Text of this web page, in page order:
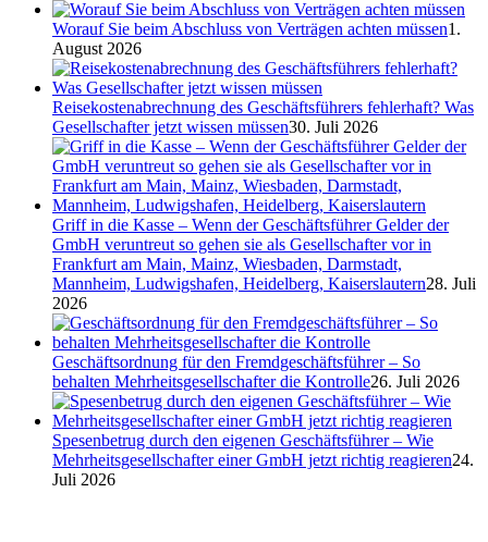
Worauf Sie beim Abschluss von Verträgen achten müssen1.
August 2026
Reisekostenabrechnung des Geschäftsführers fehlerhaft? Was
Gesellschafter jetzt wissen müssen30. Juli 2026
Griff in die Kasse – Wenn der Geschäftsführer Gelder der
GmbH veruntreut so gehen sie als Gesellschafter vor in
Frankfurt am Main, Mainz, Wiesbaden, Darmstadt,
Mannheim, Ludwigshafen, Heidelberg, Kaiserslautern28. Juli
2026
Geschäftsordnung für den Fremdgeschäftsführer – So
behalten Mehrheitsgesellschafter die Kontrolle26. Juli 2026
Spesenbetrug durch den eigenen Geschäftsführer – Wie
Mehrheitsgesellschafter einer GmbH jetzt richtig reagieren24.
Juli 2026